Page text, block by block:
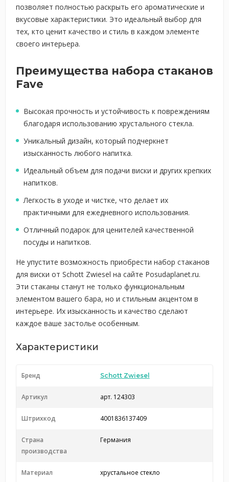
позволяет полностью раскрыть его ароматические и
вкусовые характеристики. Это идеальный выбор для
тех, кто ценит качество и стиль в каждом элементе
своего интерьера.
Преимущества набора стаканов
Fave
Высокая прочность и устойчивость к повреждениям
благодаря использованию хрустального стекла.
Уникальный дизайн, который подчеркнет
изысканность любого напитка.
Идеальный объем для подачи виски и других крепких
напитков.
Легкость в уходе и чистке, что делает их
практичными для ежедневного использования.
Отличный подарок для ценителей качественной
посуды и напитков.
Не упустите возможность приобрести набор стаканов
для виски от Schott Zwiesel на сайте Posudaplanet.ru.
Эти стаканы станут не только функциональным
элементом вашего бара, но и стильным акцентом в
интерьере. Их изысканность и качество сделают
каждое ваше застолье особенным.
Характеристики
Бренд Schott Zwiesel
Артикул арт. 124303
Штрихкод 4001836137409
Страна
производства
Германия
Материал хрустальное стекло